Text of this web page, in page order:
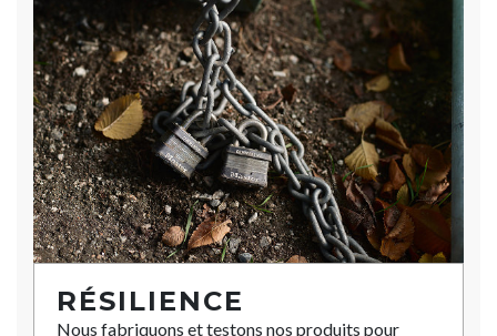
RÉSILIENCE
Nous fabriquons et testons nos produits pour